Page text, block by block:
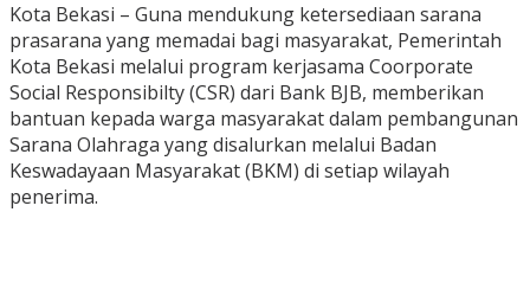
Kota Bekasi – Guna mendukung ketersediaan sarana
prasarana yang memadai bagi masyarakat, Pemerintah
Kota Bekasi melalui program kerjasama Coorporate
Social Responsibilty (CSR) dari Bank BJB, memberikan
bantuan kepada warga masyarakat dalam pembangunan
Sarana Olahraga yang disalurkan melalui Badan
Keswadayaan Masyarakat (BKM) di setiap wilayah
penerima.